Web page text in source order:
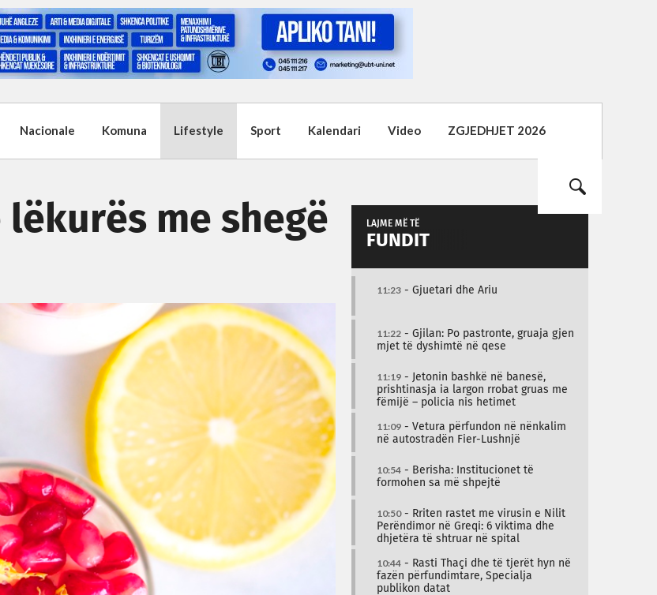
Nacionale Komuna Lifestyle Sport Kalendari Video ZGJEDHJET 2026
me shegë
LAJME MË TË
FUNDIT
11:23 - Gjuetari dhe Ariu
11:22 - Gjilan: Po pastronte, gruaja gjen
mjet të dyshimtë në qese
11:19 - Jetonin bashkë në banesë,
prishtinasja ia largon rrobat gruas me
fëmijë – policia nis hetimet
11:09 - Vetura përfundon në nënkalim
në autostradën Fier-Lushnjë
10:54 - Berisha: Institucionet të
formohen sa më shpejtë
10:50- Rriten rastet me virusin e Nilit
Perëndimor në Greqi: 6 viktima dhe
dhjetëra të shtruar në spital
10:44 - Rasti Thaçi dhe të tjerët hyn në
fazën përfundimtare, Specialja
publikon datat